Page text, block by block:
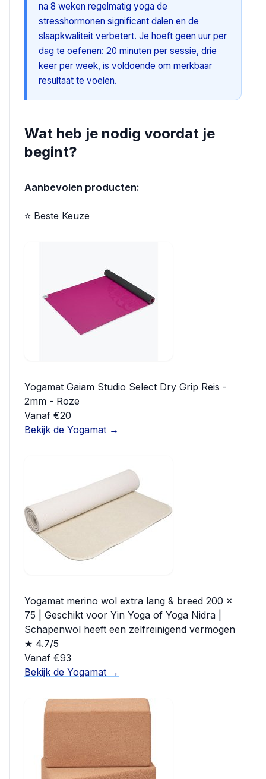
na 8 weken regelmatig yoga de
stresshormonen significant dalen en de
slaapkwaliteit verbetert. Je hoeft geen uur per
dag te oefenen: 20 minuten per sessie, drie
keer per week, is voldoende om merkbaar
resultaat te voelen.
Wat heb je nodig voordat je
begint?
Aanbevolen producten:
⭐ Beste Keuze
Yogamat Gaiam Studio Select Dry Grip Reis -
2mm - Roze
Vanaf €20
Bekijk de Yogamat →
Yogamat merino wol extra lang & breed 200 x
75 | Geschikt voor Yin Yoga of Yoga Nidra |
Schapenwol heeft een zelfreinigend vermogen
★ 4.7/5
Vanaf €93
Bekijk de Yogamat →